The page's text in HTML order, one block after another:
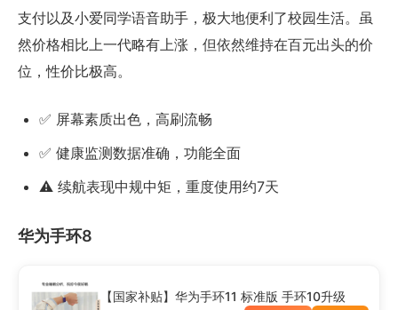
支付以及小爱同学语音助手，极大地便利了校园生活。虽
然价格相比上一代略有上涨，但依然维持在百元出头的价
位，性价比极高。
✅ 屏幕素质出色，高刷流畅
✅ 健康监测数据准确，功能全面
⚠️ 续航表现中规中矩，重度使用约7天
华为手环8
【国家补贴】华为手环11 标准版 手环10升级